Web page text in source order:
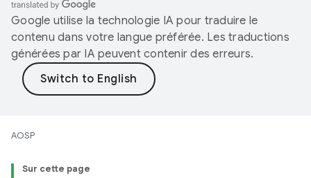
Google utilise la technologie IA pour traduire le
contenu dans votre langue préférée. Les traductions
générées par IA peuvent contenir des erreurs.
AOSP
Sur cette page